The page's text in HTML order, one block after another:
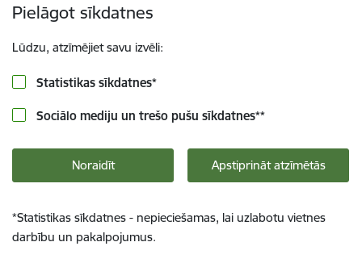
Pielāgot sīkdatnes
Lūdzu, atzīmējiet savu izvēli:
Statistikas sīkdatnes*
Sociālo mediju un trešo pušu sīkdatnes**
Noraidīt Apstiprināt atzīmētās
*Statistikas sīkdatnes - nepieciešamas, lai uzlabotu vietnes
darbību un pakalpojumus.